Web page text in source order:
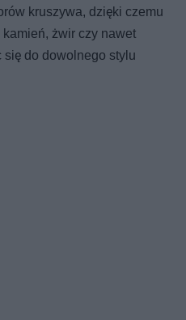
kruszywa, dzięki czemu
żwir czy nawet
do dowolnego stylu